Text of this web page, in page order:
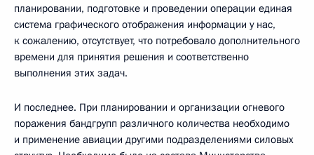
планировании, подготовке и проведении операции единая
система графического отображения информации у нас,
к сожалению, отсутствует, что потребовало дополнительного
времени для принятия решения и соответственно
выполнения этих задач.
И последнее. При планировании и организации огневого
поражения бандгрупп различного количества необходимо
и применение авиации другими подразделениями силовых